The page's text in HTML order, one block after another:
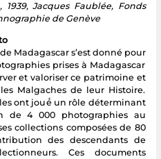
Jacques Faublée, Fonds
de Genève
Madagascar s’est donné pour
prises à Madagascar
et valoriser ce patrimoine et
Malgaches de leur Histoire.
ont joué́ un rôle déterminant
de 4 000 photographies au
collections composées de 80
des descendants de
Ces documents